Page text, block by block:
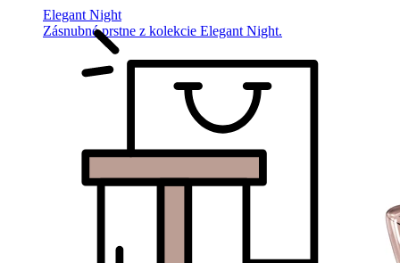
Elegant Night
Zásnubné prstne z kolekcie Elegant Night.